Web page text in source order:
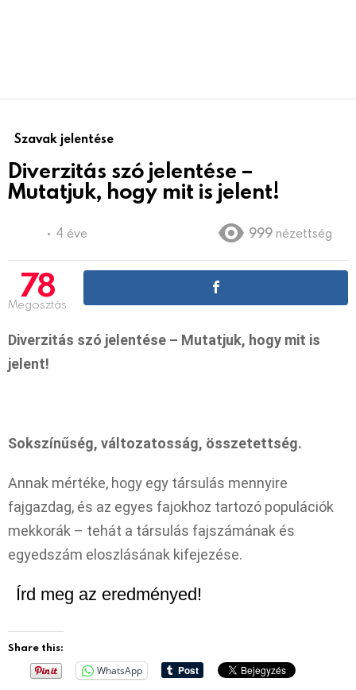
Szavak jelentése
Diverzitás szó jelentése –
Mutatjuk, hogy mit is jelent!
4 éve 999 nézettség
78
Megosztás
Diverzitás szó jelentése – Mutatjuk, hogy mit is
jelent!
Sokszínűség, változatosság, összetettség.
Annak mértéke, hogy egy társulás mennyire
fajgazdag, és az egyes fajokhoz tartozó populációk
mekkorák – tehát a társulás fajszámának és
egyedszám eloszlásának kifejezése.
Írd meg az eredményed!
Share this:
WhatsApp